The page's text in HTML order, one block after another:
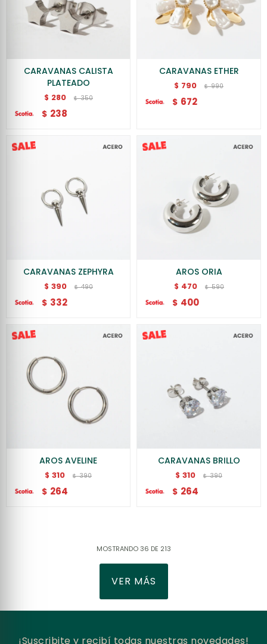
CARAVANAS CALISTA
PLATEADO
$ 280 $ 350
$ 238
CARAVANAS ETHER
$ 790 $ 990
$ 672
CARAVANAS ZEPHYRA
$ 390 $ 490
$ 332
AROS ORIA
$ 470 $ 590
$ 400
AROS AVELINE
$ 310 $ 390
$ 264
CARAVANAS BRILLO
$ 310 $ 390
$ 264
MOSTRANDO36 DE 213
VER MÁS
¡Suscribite y recibí todas nuestras novedades!